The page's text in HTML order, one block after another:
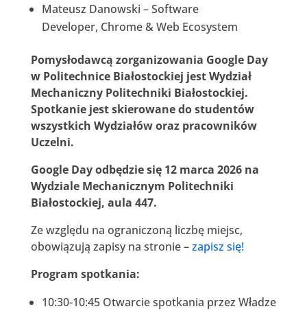
Mateusz Danowski – Software
Developer, Chrome & Web Ecosystem
Pomysłodawcą zorganizowania Google Day
w Politechnice Białostockiej jest Wydział
Mechaniczny Politechniki Białostockiej.
Spotkanie jest skierowane do studentów
wszystkich Wydziałów oraz pracowników
Uczelni.
Google Day odbędzie się 12 marca 2026 na
Wydziale Mechanicznym Politechniki
Białostockiej, aula 447.
Ze względu na ograniczoną liczbę miejsc,
obowiązują zapisy na stronie –zapisz się!
Program spotkania:
10:30-10:45 Otwarcie spotkania przez Władze